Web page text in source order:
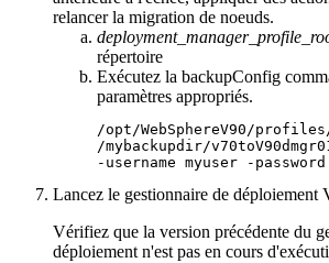
relancer la migration de noeuds.
répertoire
Exécutez la backupConfig
paramètres appropriés.
/opt/WebSphereV90/
-username myuser -password
Lancez le gestionnaire de déploiement
Vérifiez que la version précédente du
déploiement n'est pas en cours